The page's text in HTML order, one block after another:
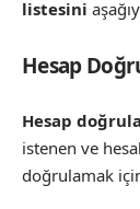
listesini
Hesap
Hesap
istenen ve
doğrulamak